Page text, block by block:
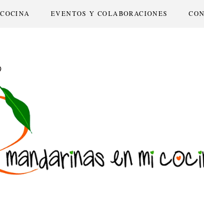
EVENTOS Y COLABORACIONES